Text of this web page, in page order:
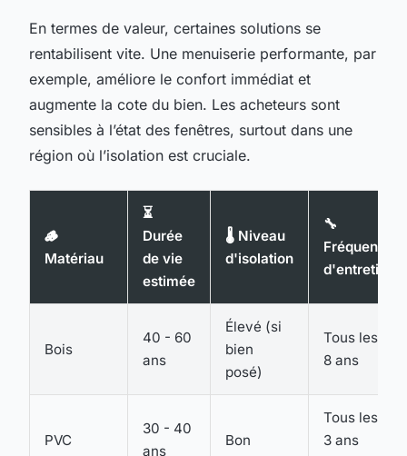
En termes de valeur, certaines solutions se
rentabilisent vite. Une menuiserie performante, par
exemple, améliore le confort immédiat et
augmente la cote du bien. Les acheteurs sont
sensibles à l’état des fenêtres, surtout dans une
région où l’isolation est cruciale.
🪵
Matériau
⏳
Durée
de vie
estimée
🌡️ Niveau
d'isolation
🔧
Fréquence
d'entretien
Bois
40 - 60
ans
Élevé (si
bien
posé)
Tous les 5-
8 ans
PVC
30 - 40
ans
Bon
Tous les 2-
3 ans